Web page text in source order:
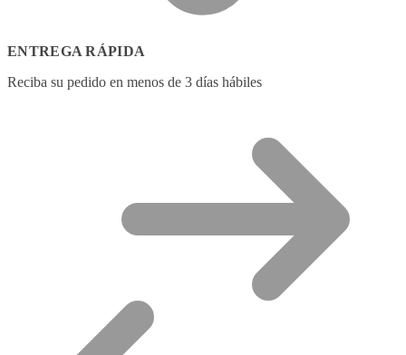
ENTREGA RÁPIDA
Reciba su pedido en menos de 3 días hábiles